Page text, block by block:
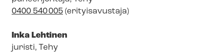
0400 540 005 (erityisavustaja)
Inka Lehtinen
juristi, Tehy